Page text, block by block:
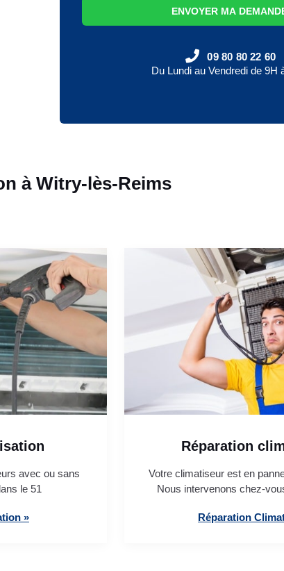
ENVOYER MA
09 80 80 22 60
Du Lundi au Vendredi de 9H
à Witry-lès-Reims
avec ou sans
le 51
»
Réparation
Votre climatiseur est en
Nous intervenons chez-
Réparation